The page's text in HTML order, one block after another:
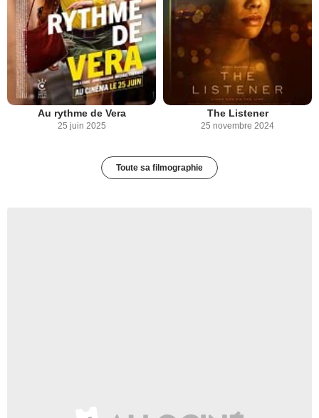
Au rythme de Vera
25 juin 2025
The Listener
25 novembre 2024
Toute sa filmographie